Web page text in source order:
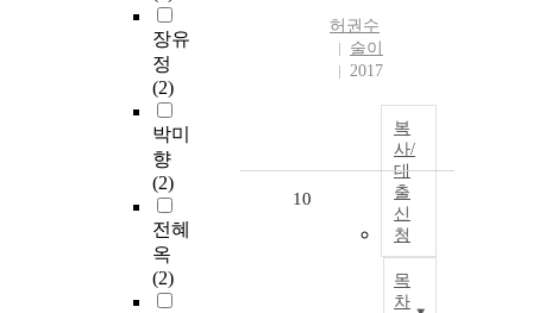
장유
정
(2)
박미
향
(2)
전혜
옥
(2)
허권수
술이
2017
복
사/
대
출
신
청
목
차
10